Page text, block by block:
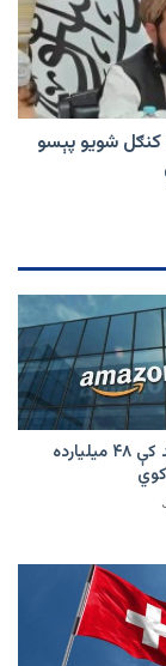
کنګل شویو پېسو
امازون په هند کې ۴۸ میلیارده
کوي